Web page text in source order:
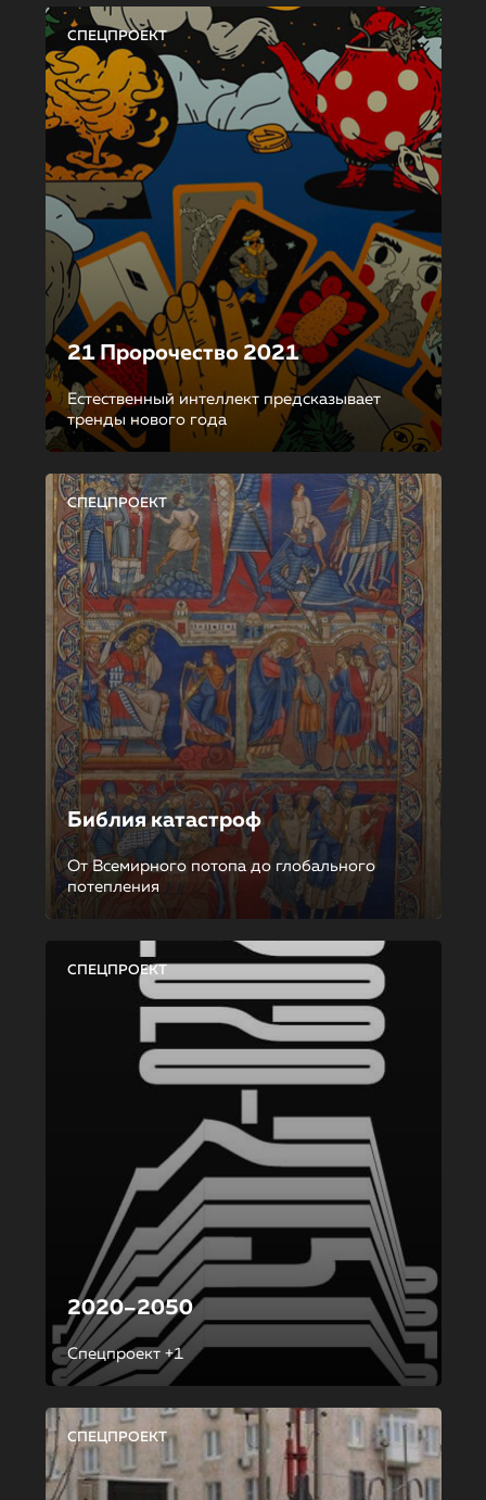
СПЕЦПРОЕКТ
21 Пророчество 2021
Естественный интеллект предсказывает
тренды нового года
СПЕЦПРОЕКТ
Библия катастроф
От Всемирного потопа до глобального
потепления
СПЕЦПРОЕКТ
2020–2050
Спецпроект +1
СПЕЦПРОЕКТ